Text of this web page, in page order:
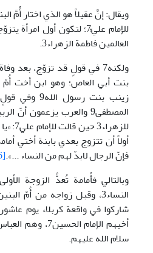
ويقال: إنَّ عقيلاً هو الذي اختار أُمَّ
العالمين فاطمة الزهراء3.
زينب بنت
المصطفى9 والعرب يزعمون
أولاً أن تتزوج بعدي بابنة أختي
فإنّ الرجال لابدّ لهم من النساء ...».[6]
النساء3، وقبل زواجه من أُمّ
شاركوا في واقعة كربلاء يوم
أخيهم الإمام
سلام الله عليهم.